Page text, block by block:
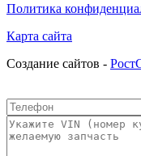
Политика
Карта сайта
Cоздание сайтов -